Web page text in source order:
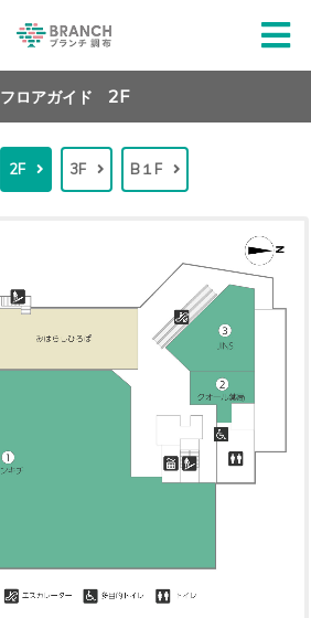
フロアガイド 2F
2F 3F B１F